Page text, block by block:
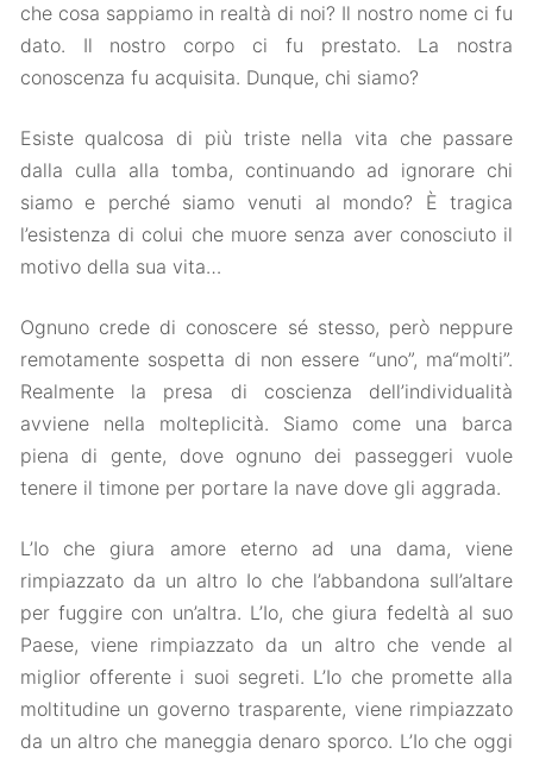
che cosa sappiamo in realtà di noi? Il nostro nome ci fu
dato. Il nostro corpo ci fu prestato. La nostra
conoscenza fu acquisita. Dunque, chi siamo?
Esiste qualcosa di più triste nella vita che passare
dalla culla alla tomba, continuando ad ignorare chi
siamo e perché siamo venuti al mondo? È tragica
l’esistenza di colui che muore senza aver conosciuto il
motivo della sua vita…
Ognuno crede di conoscere sé stesso, però neppure
remotamente sospetta di non essere “uno”, ma“molti”.
Realmente la presa di coscienza dell’individualità
avviene nella molteplicità. Siamo come una barca
piena di gente, dove ognuno dei passeggeri vuole
tenere il timone per portare la nave dove gli aggrada.
L’Io che giura amore eterno ad una dama, viene
rimpiazzato da un altro Io che l’abbandona sull’altare
per fuggire con un’altra. L’Io, che giura fedeltà al suo
Paese, viene rimpiazzato da un altro che vende al
miglior offerente i suoi segreti. L’Io che promette alla
moltitudine un governo trasparente, viene rimpiazzato
da un altro che maneggia denaro sporco. L’Io che oggi